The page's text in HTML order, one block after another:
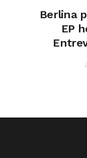
Berlina
EP